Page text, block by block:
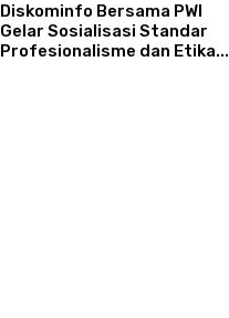
Diskominfo Bersama PWI
Gelar Sosialisasi Standar
Profesionalisme dan Etika...